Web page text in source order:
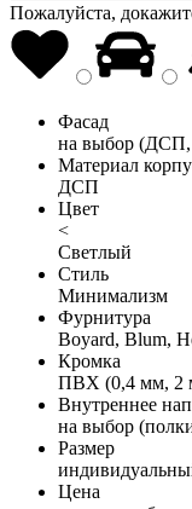
Пожалуйста,
Фасад
на выбор
Материал
ДСП
Цвет
<
Светлый
Стиль
Минимализм
Фурнитура
Boyard, Blum,
Кромка
ПВХ (0,4 мм, 2
Внутреннее
на выбор
Размер
Цена